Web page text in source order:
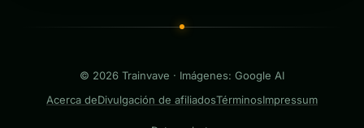
© 2026 Trainvave · Imágenes: Google AI
Acerca deDivulgación de afiliadosTérminosImpressum